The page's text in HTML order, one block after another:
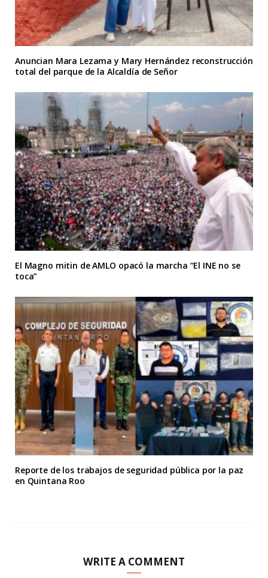
Anuncian Mara Lezama y Mary Hernández reconstrucción
total del parque de la Alcaldía de Señor
El Magno mitin de AMLO opacó la marcha “El INE no se
toca”
Reporte de los trabajos de seguridad pública por la paz
en Quintana Roo
WRITE A COMMENT